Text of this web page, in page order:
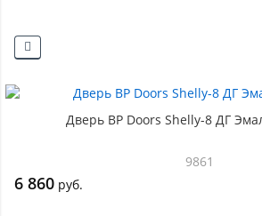
Дверь BP Doors Shelly-8 ДГ
9861
6 860 руб.